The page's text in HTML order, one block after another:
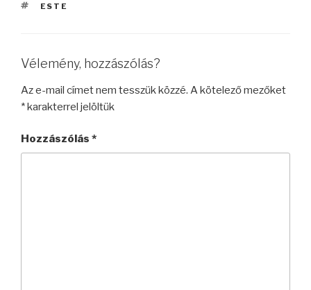
CÍMKÉK
ESTE
Vélemény, hozzászólás?
Az e-mail címet nem tesszük közzé. A kötelező mezőket
*karakterrel jelöltük
Hozzászólás *